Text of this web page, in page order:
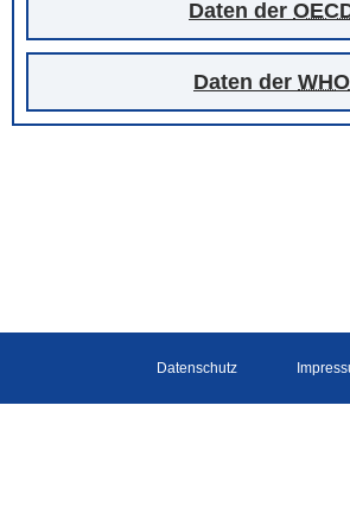
Daten der
Daten der WHO
Datenschutz